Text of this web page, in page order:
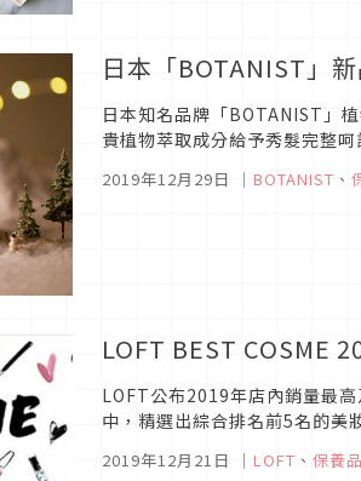
日本「BOTANIST」
日本知名品牌「BOTANIST」
貴植物萃取成分給予秀髮完整
2019年12月29日 ｜ BOTANIST 、
LOFT BEST COSME
LOFT公布2019年店內銷量最
中，精選出綜合排名前5名的美
2019年12月21日 ｜ LOFT 、 保養品